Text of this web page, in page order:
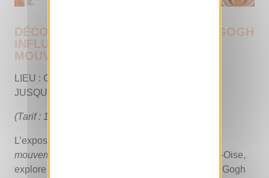
DÉCOUVREZ L'EXPOSITION « VAN GOGH
INFLUENCEUR, HÉRITAGES EN
MOUVEMENT »
LIEU : CHÂTEAU D’AUVERS-SUR-OISE (95) –
JUSQU’AU 3 JANVIER 2027
(Tarif : 12 €)
L’exposition
mouvement
, présentée au Château d’Auvers-sur-Oise,
explore les influences artistiques de Vincent van Gogh